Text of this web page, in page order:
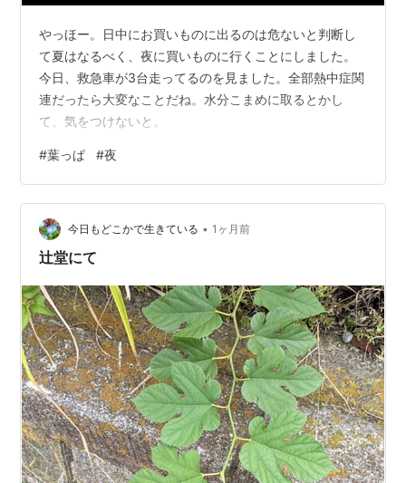
やっほー。日中にお買いものに出るのは危ないと判断し
て夏はなるべく、夜に買いものに行くことにしました。
今日、救急車が3台走ってるのを見ました。全部熱中症関
連だったら大変なことだね。水分こまめに取るとかし
て、気をつけないと。
#葉っぱ #夜
今日もどこかで生きている • 1ヶ月前
辻堂にて